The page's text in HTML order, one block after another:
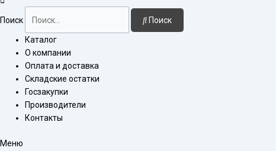
Поиск Поиск
Каталог
О компании
Оплата и доставка
Складские остатки
Госзакупки
Производители
Контакты
Меню